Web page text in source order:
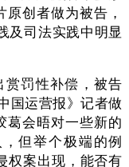
创者做为被告，
及司法实践中明显
罚性补偿，被告
国运营报》记者做
葛会晤对一些新的
但举个极端的例
权案出现，能否有